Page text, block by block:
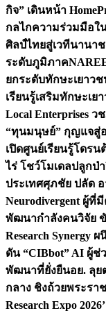
กิจ” เดินหน้า
กลไกความร่วมมือใ
ศิลป์ไทยสู่เวทีนานา
ระดับภูมิภาค
ยกระดับทักษะเยาว
เรียนรู้เสริมทักษะเ
Local Enterprises ว
“ทุนมนุษย์” กุญแจสู่อ
เปิดศูนย์เรียนรู้โดร
ไร่ โชว์โมเดลปลูกป่
ประเทศศุภชัย ปลัด
Neurodivergent ผู้
พัฒนากำลังคนวิจัย ขั
Research Synergy
ดัน “CIBbot” AI ผู้
พัฒนาที่ยั่งยืนอย. ลุย
กลาง ชิงถ้วยพระรา
Research Expo